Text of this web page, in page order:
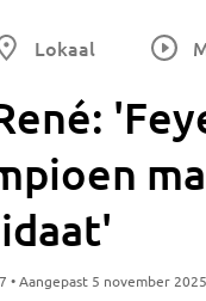
Lokaal
• Aangepast 5 november